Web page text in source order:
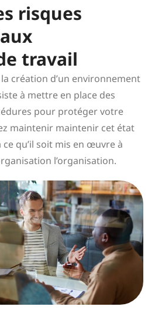
risques
travail
création d’un environnement
à mettre en place des
pour protéger votre
maintenir maintenir cet état
qu’il soit mis en œuvre à
l’organisation.